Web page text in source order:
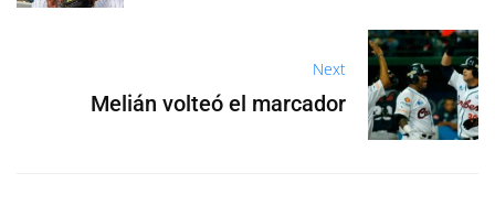
Next
Melián volteó el marcador